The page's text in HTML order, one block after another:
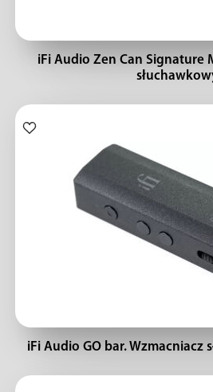
iFi Audio Zen Can Signature
iFi Audio GO bar. Wzmacniacz